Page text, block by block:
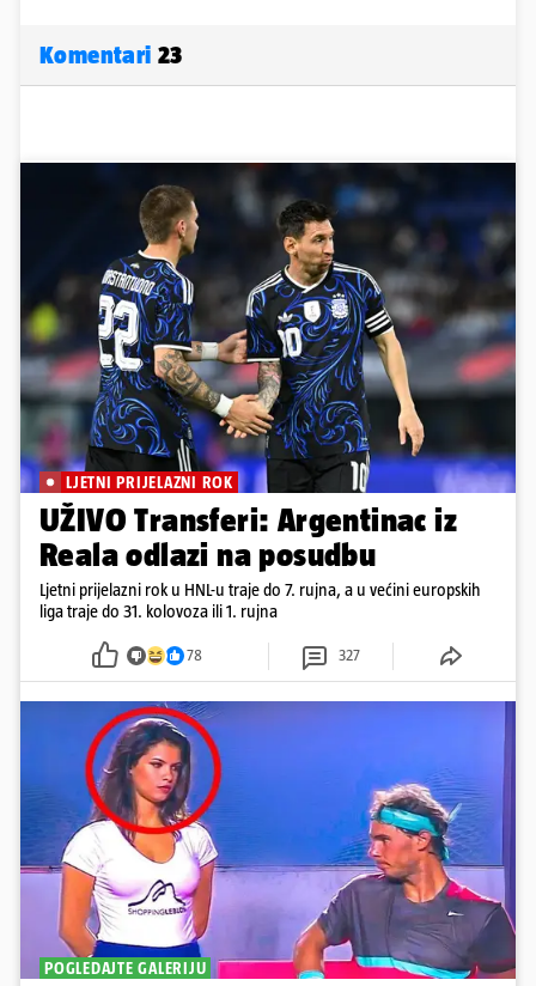
Komentari 23
LJETNI PRIJELAZNI ROK
UŽIVO Transferi: Argentinac iz
Reala odlazi na posudbu
Ljetni prijelazni rok u HNL-u traje do 7. rujna, a u većini europskih
liga traje do 31. kolovoza ili 1. rujna
78 327
POGLEDAJTE GALERIJU